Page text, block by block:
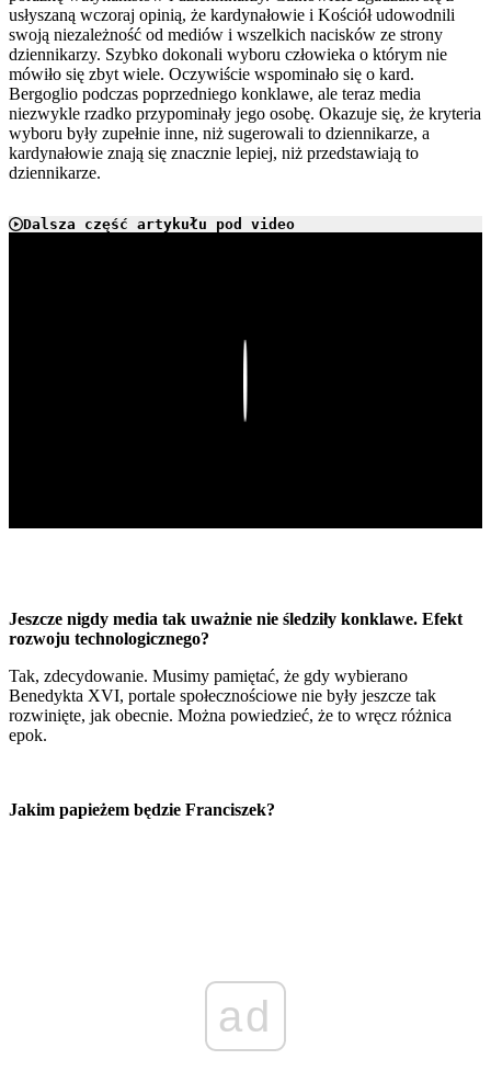
usłyszaną wczoraj opinią, że kardynałowie i Kościół udowodnili
swoją niezależność od mediów i wszelkich nacisków ze strony
dziennikarzy. Szybko dokonali wyboru człowieka o którym nie
mówiło się zbyt wiele. Oczywiście wspominało się o kard.
Bergoglio podczas poprzedniego konklawe, ale teraz media
niezwykle rzadko przypominały jego osobę. Okazuje się, że kryteria
wyboru były zupełnie inne, niż sugerowali to dziennikarze, a
kardynałowie znają się znacznie lepiej, niż przedstawiają to
dziennikarze.
Dalsza część artykułu pod video
Jeszcze nigdy media tak uważnie nie śledziły konklawe. Efekt
rozwoju technologicznego?
Tak, zdecydowanie. Musimy pamiętać, że gdy wybierano
Benedykta XVI, portale społecznościowe nie były jeszcze tak
rozwinięte, jak obecnie. Można powiedzieć, że to wręcz różnica
epok.
Jakim papieżem będzie Franciszek?
ad